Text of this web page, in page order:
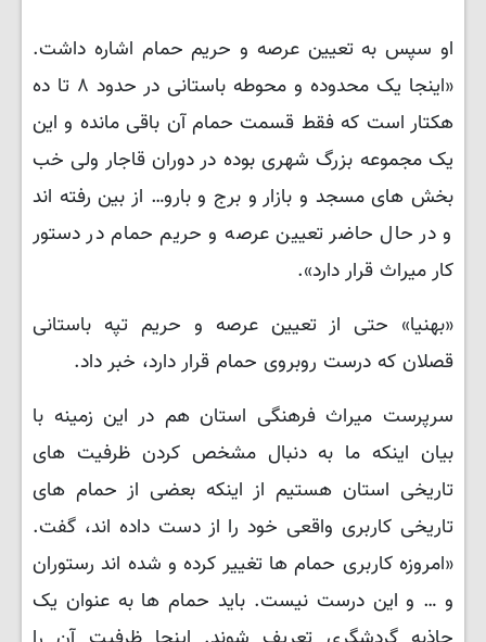
او سپس به تعیین عرصه و حریم حمام اشاره داشت.
«اینجا یک محدوده و محوطه باستانی در حدود ۸ تا ده
هکتار است که فقط قسمت حمام آن باقی مانده و این
یک مجموعه بزرگ شهری بوده در دوران قاجار ولی خب
بخش های مسجد و بازار و برج و بارو… از بین رفته اند
و در حال حاضر تعیین عرصه و حریم حمام در دستور
کار میراث قرار دارد».
«بهنیا» حتی از تعیین عرصه و حریم تپه باستانی
قصلان که درست روبروی حمام قرار دارد، خبر داد.
سرپرست میراث فرهنگی استان هم در این زمینه با
بیان اینکه ما به دنبال مشخص کردن ظرفیت های
تاریخی استان هستیم از اینکه بعضی از حمام های
تاریخی کاربری واقعی خود را از دست داده اند، گفت.
«امروزه کاربری حمام ها تغییر کرده و شده اند رستوران
و … و این درست نیست. باید حمام ها به عنوان یک